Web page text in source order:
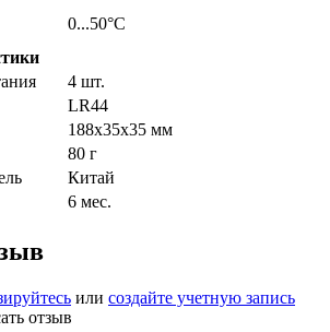
0...50°С
4 шт.
LR44
188x35x35 мм
80 г
Китай
6 мес.
или создайте учетную запись
отзыв